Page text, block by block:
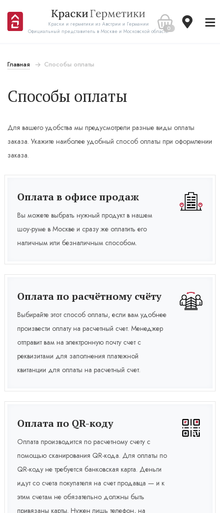
Краски и герметики из Австрии и Германии
Официальный представитель в Москве и Московской области0
Главная Способы оплаты
Способы оплаты
Для вашего удобства мы предусмотрели разные виды оплаты
заказа. Укажите наиболее удобный способ оплаты при оформлении
заказа.
Оплата в офисе продаж
Вы можете выбрать нужный продукт в нашем
шоу-руме в Москве и сразу же оплатить его
наличным или безналичным способом.
Оплата по расчётному счёту
Выбирайте этот способ оплаты, если вам удобнее
произвести оплату на расчетный счет. Менеджер
отправит вам на электронную почту счет с
реквизитами для заполнения платежной
квитанции для оплаты на расчетный счет.
Оплата по QR-коду
Оплата производится по расчетному счету с
помощью сканирования QR-кода. Для оплаты по
QR-коду не требуется банковская карта. Деньги
идут со счета покупателя на счет продавца — и к
этим счетам не обязательно должны быть
привязаны карты. Нужен лишь телефон, на